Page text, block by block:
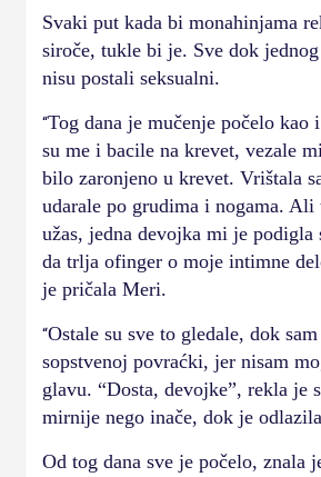
Svaki put kada bi monahinjama
siroče, tukle bi je. Sve dok
nisu postali seksualni.
“Tog dana je mučenje počelo kao
su me i bacile na krevet, vezale
bilo zaronjeno u krevet. Vrištala
udarale po grudima i nogama. Ali
užas, jedna devojka mi je
da trlja ofinger o moje intimne
je pričala Meri.
“Ostale su sve to gledale, dok
sopstvenoj povraćki, jer nisam
glavu. “Dosta, devojke”, rekla je
mirnije nego inače, dok je
Od tog dana sve je počelo, znala